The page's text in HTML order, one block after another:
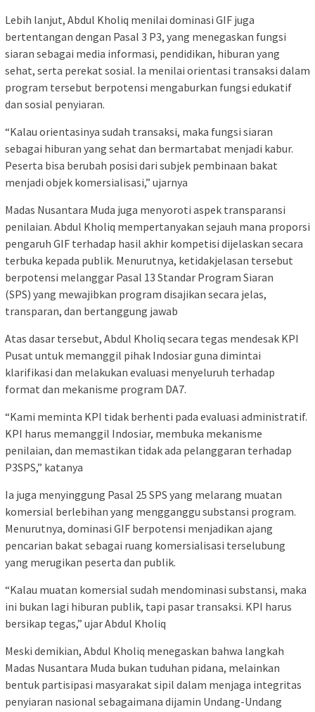
Lebih lanjut, Abdul Kholiq menilai dominasi GIF juga
bertentangan dengan Pasal 3 P3, yang menegaskan fungsi
siaran sebagai media informasi, pendidikan, hiburan yang
sehat, serta perekat sosial. Ia menilai orientasi transaksi dalam
program tersebut berpotensi mengaburkan fungsi edukatif
dan sosial penyiaran.
“Kalau orientasinya sudah transaksi, maka fungsi siaran
sebagai hiburan yang sehat dan bermartabat menjadi kabur.
Peserta bisa berubah posisi dari subjek pembinaan bakat
menjadi objek komersialisasi,” ujarnya
Madas Nusantara Muda juga menyoroti aspek transparansi
penilaian. Abdul Kholiq mempertanyakan sejauh mana proporsi
pengaruh GIF terhadap hasil akhir kompetisi dijelaskan secara
terbuka kepada publik. Menurutnya, ketidakjelasan tersebut
berpotensi melanggar Pasal 13 Standar Program Siaran
(SPS) yang mewajibkan program disajikan secara jelas,
transparan, dan bertanggung jawab
Atas dasar tersebut, Abdul Kholiq secara tegas mendesak KPI
Pusat untuk memanggil pihak Indosiar guna dimintai
klarifikasi dan melakukan evaluasi menyeluruh terhadap
format dan mekanisme program DA7.
“Kami meminta KPI tidak berhenti pada evaluasi administratif.
KPI harus memanggil Indosiar, membuka mekanisme
penilaian, dan memastikan tidak ada pelanggaran terhadap
P3SPS,” katanya
Ia juga menyinggung Pasal 25 SPS yang melarang muatan
komersial berlebihan yang mengganggu substansi program.
Menurutnya, dominasi GIF berpotensi menjadikan ajang
pencarian bakat sebagai ruang komersialisasi terselubung
yang merugikan peserta dan publik.
“Kalau muatan komersial sudah mendominasi substansi, maka
ini bukan lagi hiburan publik, tapi pasar transaksi. KPI harus
bersikap tegas,” ujar Abdul Kholiq
Meski demikian, Abdul Kholiq menegaskan bahwa langkah
Madas Nusantara Muda bukan tuduhan pidana, melainkan
bentuk partisipasi masyarakat sipil dalam menjaga integritas
penyiaran nasional sebagaimana dijamin Undang-Undang